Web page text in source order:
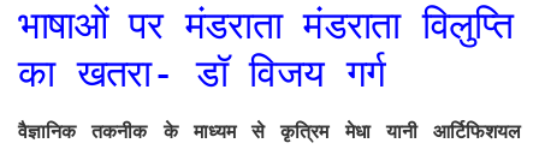
भाषाओं पर मंडराता मंडराता विलुप्ति
का खतरा- डॉ विजय गर्ग
वैज्ञानिक तकनीक के माध्यम से कृत्रिम मेधा यानी आर्टिफिशयल